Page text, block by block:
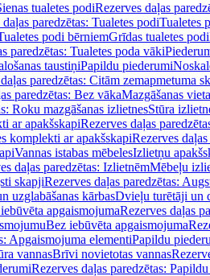
tualetes podiRezerves daļas
paredzētas: Tualetes podiTualetes
podi bērniemGrīdas tualetes podi
paredzētas: Tualetes poda vāki
taustiņiPapildu piederumi
paredzētas: Citām zemapmetuma
paredzētas: Bez vākaMazgāšanas vieta
Roku mazgāšanas izlietnesStūra
ar apakšskapiRezerves daļas
komplekti ar apakšskapiRezerves
Vannas istabas mēbelesIzlietņu
daļas paredzētas: IzlietnēmMēbeļu
skapjiRezerves daļas paredzētas:
uzglabāšanas kārbasDvieļu turētāji un
apgaismojumaRezerves daļas
Bez iebūvēta apgaismojuma
Apgaismojuma elementiPapildu
vannasBrīvi novietotas vannas
Rezerves daļas paredzētas: